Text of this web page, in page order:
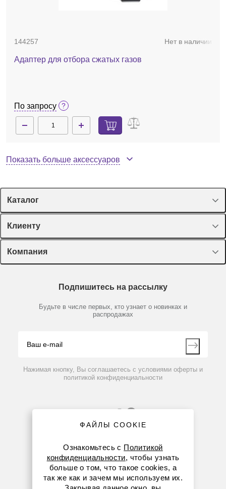
144257 Нет в наличии
Адаптер для отбора сжатых газов
По запросу
Набор насадок к адаптеру для отбора сжатых газов,
Показать больше аксессуаров
Каталог
Спецпредложения
Оборудование, приборы
Пластик, стекло, принадлежности
Химические реактивы, препараты, наборы
Производители
Клиенту
Лекторий Диаэм
Доставка и оплата
Мобильное приложение
Компания
Партнеры
Контакты
Подпишитесь на рассылку
Будьте в числе первых, кто узнает о новинках и
распродажах
Нажимая кнопку, Вы соглашаетесь с условиями оферты и
политикой конфиденциальности
8 (800) 234-05-08
ФАЙЛЫ COOKIE
Ознакомьтесь с Политикой
конфиденциальности, чтобы узнать
больше о том, что такое cookies, а
так же как и зачем мы используем их.